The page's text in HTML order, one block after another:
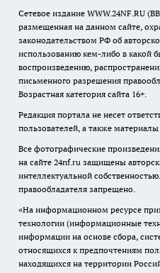
Сетевое издание WWW.24NF.RU
размещенная на данном сайте,
законодательством РФ об
использованию кем-либо в какой
воспроизведению,
письменного разрешения
Возрастная категория сайта 16+.
Редакция портала не несет
пользователей, а также
Все фотографические
на сайте 24nf.ru защищены
интеллектуальной
правообладателя запрещено.
«На информационном ресурсе
технологии (информационные
информации на основе сбора,
относящихся к предпочтениям
находящихся на территории